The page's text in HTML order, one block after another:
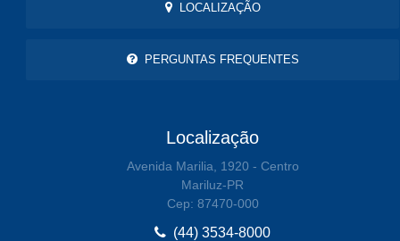
LOCALIZAÇÃO
PERGUNTAS FREQUENTES
Localização
Avenida Marilia, 1920 - Centro
Mariluz-PR
Cep: 87470-000
(44) 3534-8000